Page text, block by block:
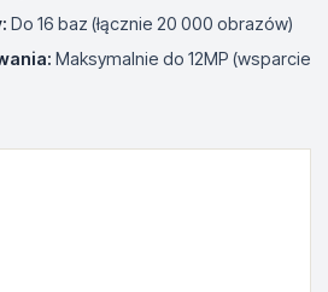
Do 16 baz (łącznie 20 000 obrazów)
Maksymalnie do 12MP (wsparcie